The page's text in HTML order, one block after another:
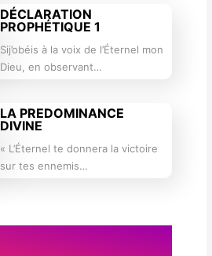
DÉCLARATION
PROPHÉTIQUE 1
Sij’obéis à la voix de l’Éternel mon
Dieu, en observant…
LA PREDOMINANCE
DIVINE
« L’Éternel te donnera la victoire
sur tes ennemis…